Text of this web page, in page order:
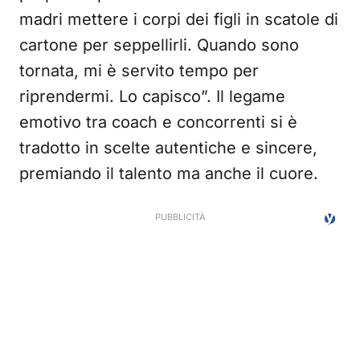
madri mettere i corpi dei figli in scatole di
cartone per seppellirli. Quando sono
tornata, mi è servito tempo per
riprendermi. Lo capisco”. Il legame
emotivo tra coach e concorrenti si è
tradotto in scelte autentiche e sincere,
premiando il talento ma anche il cuore.